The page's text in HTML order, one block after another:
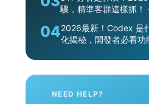
驟，精準客群這樣抓！
042026最新！Codex 是
化揭秘，開發者必看功
NEED HELP?